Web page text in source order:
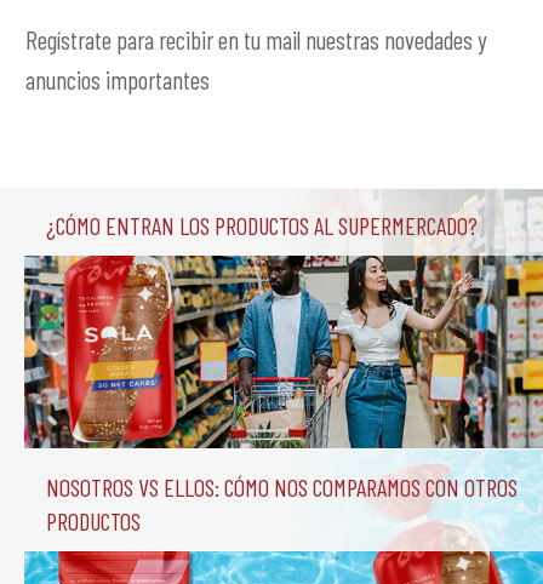
Regístrate para recibir en tu mail nuestras novedades y
anuncios importantes
¿Cómo entran los productos al supermercado?
Nosotros vs Ellos: Cómo nos comparamos con otros
productos